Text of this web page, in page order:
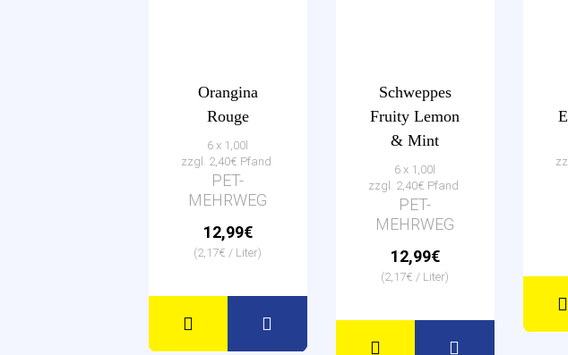
Orangina
Rouge
6 x 1,00l
zzgl. 2,40€ Pfand
PET-
MEHRWEG
12,99€
(2,17€ / Liter)
Schweppes
Fruity Lemon
& Mint
6 x 1,00l
zzgl. 2,40€ Pfand
PET-
MEHRWEG
12,99€
(2,17€ / Liter)